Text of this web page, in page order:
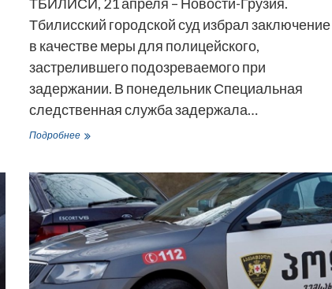
Тбилисский городской суд избрал заключение
в качестве меры для полицейского,
застрелившего подозреваемого при
задержании. В понедельник Специальная
следственная служба задержала…
ПодробнееУбийство
–
обвиняемый
сотрудник
МВД
Грузии
остается
в
заключении